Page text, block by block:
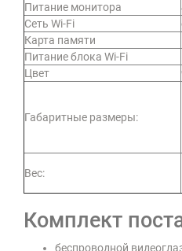
Питание монитора
Сеть Wi-Fi
Карта памяти
Питание блока Wi-Fi
Цвет
Габаритные размеры:
Вес:
Комплект
беспроводной